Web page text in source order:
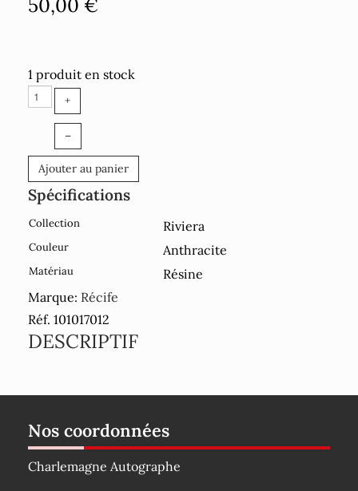
50,00 €
1 produit en stock
+
–
Ajouter au panier
Spécifications
Collection Riviera
Couleur Anthracite
Matériau
Résine
Marque: Récife
Réf. 101017012
DESCRIPTIF
Nos coordonnées
Charlemagne Autographe